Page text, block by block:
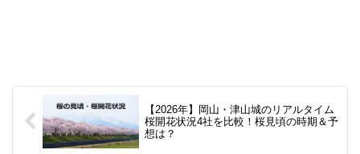
【2026年】岡山・津山城のリアルタイム
桜開花状況4社を比較！桜見頃の時期＆予
想は？